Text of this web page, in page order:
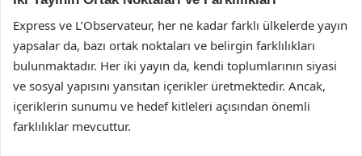
Express ve L’Observateur, her ne kadar farklı ülkelerde yayın
yapsalar da, bazı ortak noktaları ve belirgin farklılıkları
bulunmaktadır. Her iki yayın da, kendi toplumlarının siyasi
ve sosyal yapısını yansıtan içerikler üretmektedir. Ancak,
içeriklerin sunumu ve hedef kitleleri açısından önemli
farklılıklar mevcuttur.